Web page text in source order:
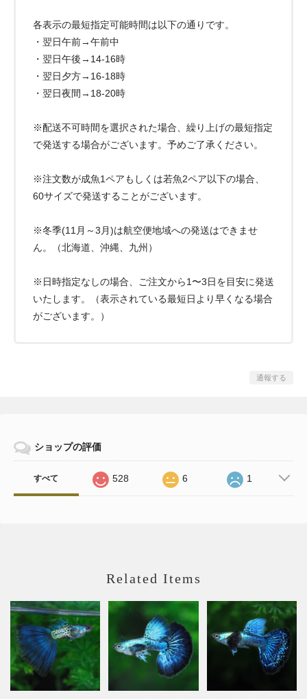
各表示の最短指定可能時間は以下の通りです。
・翌日午前→午前中
・翌日午後→14-16時
・翌日夕方→16-18時
・翌日夜間→18-20時
※配送不可時間を選択された場合、繰り上げの最短指定
で発送する場合がございます。予めご了承ください。
※注文数が成魚1ペアもしくは若魚2ペア以下の場合、
60サイズで発送することがございます。
※冬季(11月～3月)は航空便地域への発送はできませ
ん。（北海道、沖縄、九州）
※日時指定なしの場合、ご注文から1〜3日を目安に発送
いたします。（表示されている最短日より早くなる場合
がございます。）
通報する
ショップの評価
すべて 528 6 1
Related Items